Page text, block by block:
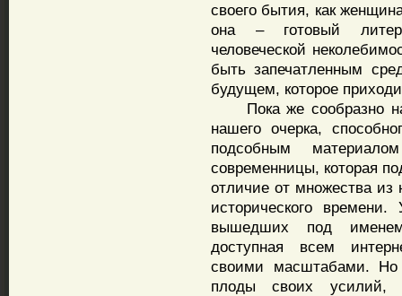
своего бытия, как
она – готовый
человеческой
быть запечатленным
будущем, которое
Пока же сообразно
нашего очерка,
подсобным
современницы, которая
отличие от множества
исторического
вышедших под именем
доступная всем
своими масштабами. Но
плоды своих усилий,